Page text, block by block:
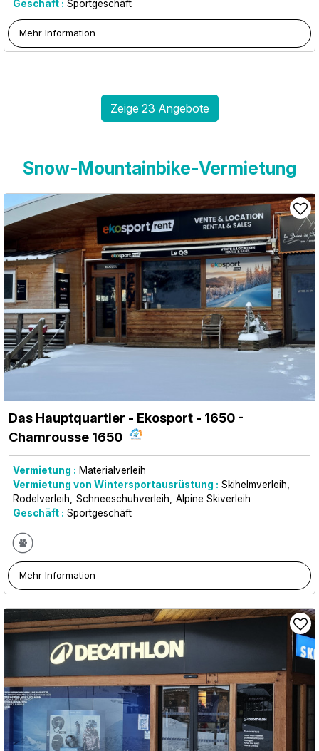
Geschäft : Sportgeschäft
Mehr Information
Zeige 23 Angebote
Snow-Mountainbike-Vermietung
Das Hauptquartier - Ekosport - 1650 -
Chamrousse 1650
Vermietung : Materialverleih
Vermietung von Wintersportausrüstung : Skihelmverleih
Rodelverleih
Schneeschuhverleih
Alpine Skiverleih
Geschäft : Sportgeschäft
Mehr Information